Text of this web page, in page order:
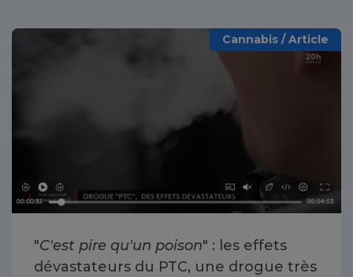
Cannabis / Article
"C'est pire qu'un poison" : les effets
dévastateurs du PTC, une drogue très